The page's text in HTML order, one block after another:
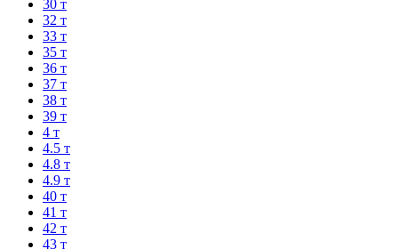
30 т
32 т
33 т
35 т
36 т
37 т
38 т
39 т
4 т
4.5 т
4.8 т
4.9 т
40 т
41 т
42 т
43 т